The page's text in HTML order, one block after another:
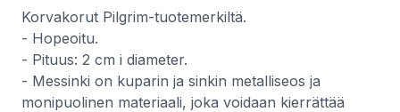
Korvakorut Pilgrim-tuotemerkiltä.
- Hopeoitu.
- Pituus: 2 cm i diameter.
- Messinki on kuparin ja sinkin metalliseos ja
monipuolinen materiaali, joka voidaan kierrättää